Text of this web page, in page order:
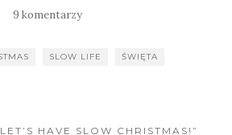
9 komentarzy
SLOW LIFE ŚWIĘTA
HAVE SLOW CHRISTMAS!”